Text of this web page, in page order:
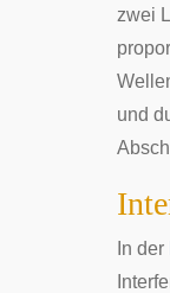
zwei
und
In der